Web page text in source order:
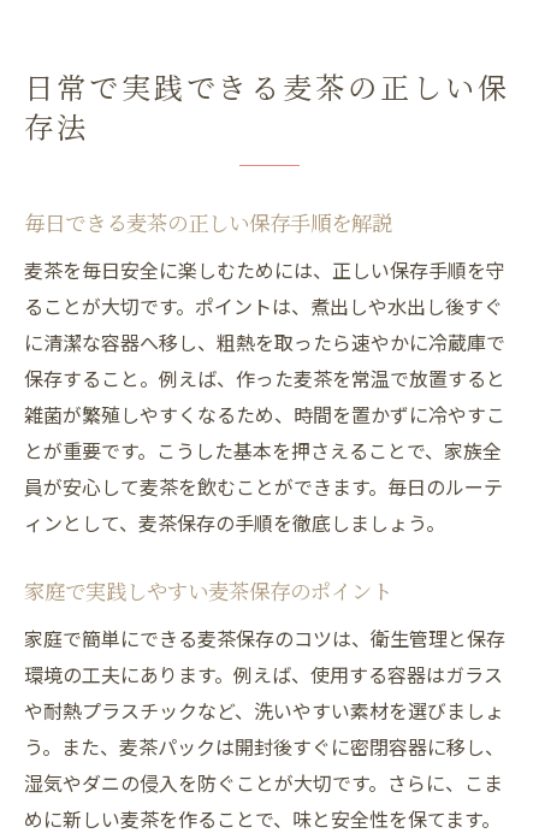
日常で実践できる麦茶の正しい保
存法
毎日できる麦茶の正しい保存手順を解説
麦茶を毎日安全に楽しむためには、正しい保存手順を守
ることが大切です。ポイントは、煮出しや水出し後すぐ
に清潔な容器へ移し、粗熱を取ったら速やかに冷蔵庫で
保存すること。例えば、作った麦茶を常温で放置すると
雑菌が繁殖しやすくなるため、時間を置かずに冷やすこ
とが重要です。こうした基本を押さえることで、家族全
員が安心して麦茶を飲むことができます。毎日のルーテ
ィンとして、麦茶保存の手順を徹底しましょう。
家庭で実践しやすい麦茶保存のポイント
家庭で簡単にできる麦茶保存のコツは、衛生管理と保存
環境の工夫にあります。例えば、使用する容器はガラス
や耐熱プラスチックなど、洗いやすい素材を選びましょ
う。また、麦茶パックは開封後すぐに密閉容器に移し、
湿気やダニの侵入を防ぐことが大切です。さらに、こま
めに新しい麦茶を作ることで、味と安全性を保てます。